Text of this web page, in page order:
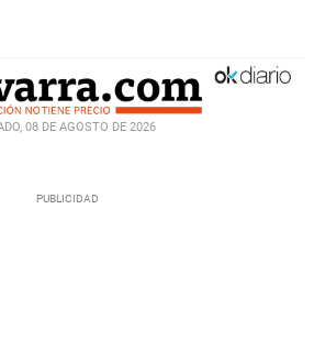
08 DE AGOSTO DE 2026